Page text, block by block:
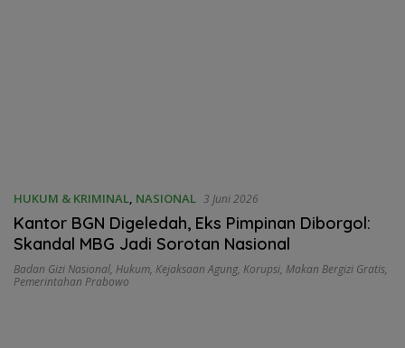
HUKUM & KRIMINAL, NASIONAL 3 Juni 2026
Kantor BGN Digeledah, Eks Pimpinan Diborgol:
Skandal MBG Jadi Sorotan Nasional
Badan Gizi Nasional, Hukum, Kejaksaan Agung, Korupsi, Makan Bergizi Gratis,
Pemerintahan Prabowo